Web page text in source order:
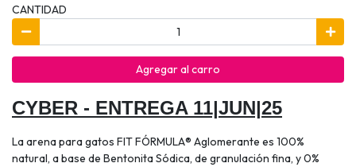
CANTIDAD
Agregar al carro
CYBER - ENTREGA 11|JUN|25
La arena para gatos FIT FÓRMULA® Aglomerante es 100%
natural, a base de Bentonita Sódica, de granulación fina, y 0%